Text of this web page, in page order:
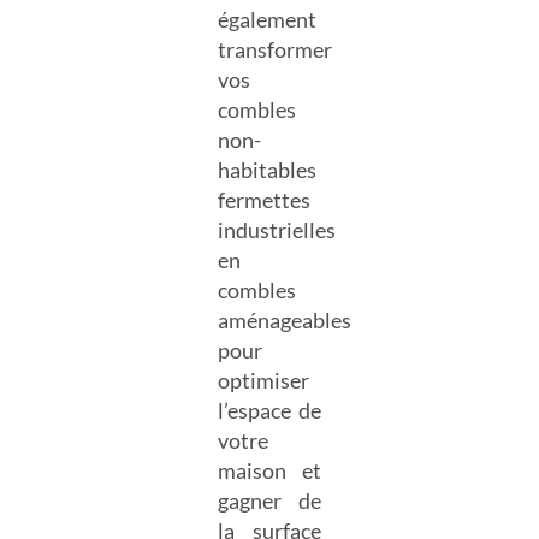
également
transformer
vos
combles
non-
habitables
fermettes
industrielles
en
combles
aménageables
pour
optimiser
l’espace de
votre
maison et
gagner de
la surface